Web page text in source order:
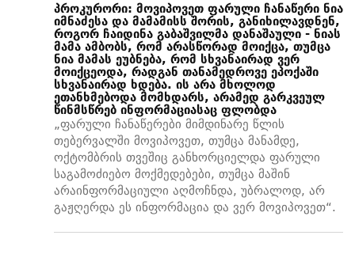
პროკურორი: მოვიპოვეთ ფარული ჩანაწერი ნია
იმნაძესა და მამამისს შორის, განიხილავდნენ,
როგორ ჩაიდინა გაბაშვილმა დანაშაული - ნიას
მამა ამბობს, რომ არასწორად მოიქცა, თუმცა
ნია მამას ეუბნება, რომ სხვანაირად ვერ
მოიქცეოდა, რადგან თანამედროვე ეპოქაში
სხვანაირად ხდება. ის არა მხოლოდ
ეთანხმებოდა მომხდარს, არამედ გარკვეულ
წინმსწრებ ინფორმაციასაც ფლობდა
„ფარული ჩანაწერები მიმდინარე წლის
თებერვალში მოვიპოვეთ, თუმცა მანამდე,
ოქტომბრის თვეშიც განხორციელდა ფარული
საგამოძიებო მოქმედებები, თუმცა მაშინ
არაინფორმაციული აღმოჩნდა, უბრალოდ, არ
გაჟღერდა ეს ინფორმაცია და ვერ მოვიპოვეთ“.